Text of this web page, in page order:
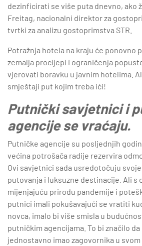
dezinficirati se više puta dnevno, ako
Freitag, nacionalni direktor za
tvrtki za analizu gostoprimstva STR.
Potražnja hotela na kraju će ponovno
zemalja procijepi i ograničenja
vjerovati boravku u javnim hotelima.
smještaji put kojim treba ići!
Putnički savjetnici i
agencije se vraćaju.
Putničke agencije su posljednjih
većina potrošača radije rezervira
Ovi savjetnici sada usredotočuju
putovanja i luksuzne destinacije. Ali s
mijenjajuću prirodu pandemije i
putnici imali pokušavajući se vratiti
novca, imalo bi više smisla u
putničkim agencijama. To bi značilo
jednostavno imao zagovornika u